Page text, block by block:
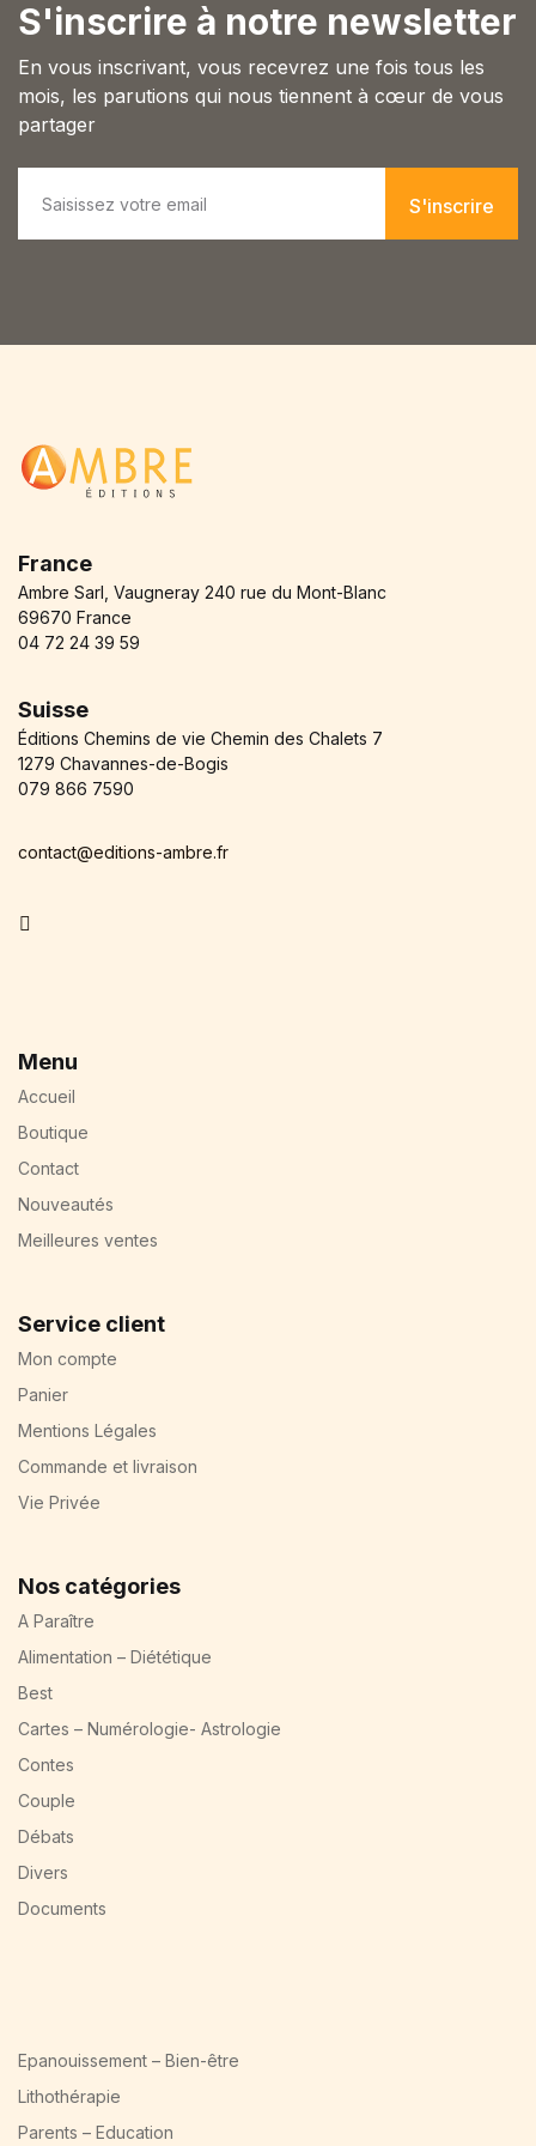
Blog v3
About Us
Auteurs
Coming Soon
Contact
FAQ
S'inscrire à notre newsletter
En vous inscrivant, vous recevrez une fois tous les
mois, les parutions qui nous tiennent à cœur de vous
partager
i
S'inscrire
France
Ambre Sarl, Vaugneray 240 rue du Mont-Blanc
69670 France
04 72 24 39 59
Suisse
Éditions Chemins de vie Chemin des Chalets 7
1279 Chavannes-de-Bogis
079 866 7590
contact@editions-ambre.fr
Menu
Accueil
Boutique
Contact
Nouveautés
Meilleures ventes
Service client
Mon compte
Panier
Mentions Légales
Commande et livraison
Vie Privée
Nos catégories
A Paraître
Alimentation – Diététique
Best
Cartes – Numérologie- Astrologie
Contes
Couple
Débats
Divers
Documents
Epanouissement – Bien-être
Lithothérapie
Parents – Education